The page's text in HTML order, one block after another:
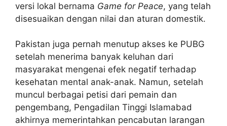
versi lokal bernama Game for Peace, yang telah
disesuaikan dengan nilai dan aturan domestik.
Pakistan juga pernah menutup akses ke PUBG
setelah menerima banyak keluhan dari
masyarakat mengenai efek negatif terhadap
kesehatan mental anak-anak. Namun, setelah
muncul berbagai petisi dari pemain dan
pengembang, Pengadilan Tinggi Islamabad
akhirnya memerintahkan pencabutan larangan